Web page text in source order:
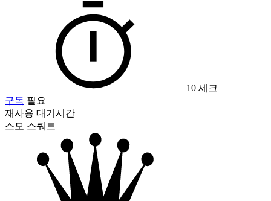
10 세크
구독 필요
재사용 대기시간
스모 스쿼트